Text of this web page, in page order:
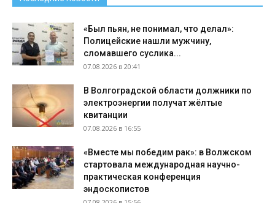
«Был пьян, не понимал, что делал»:
Полицейские нашли мужчину,
сломавшего суслика...
07.08.2026 в 20:41
В Волгоградской области должники по
электроэнергии получат жёлтые
квитанции
07.08.2026 в 16:55
«Вместе мы победим рак»: в Волжском
стартовала международная научно-
практическая конференция
эндоскопистов